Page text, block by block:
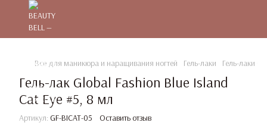
Все для маникюра и наращивания ногтей Гель-лаки Гель-лаки
Гель-лак Global Fashion Blue Island
Cat Eye #5, 8 мл
Артикул: GF-BICAT-05 Оставить отзыв